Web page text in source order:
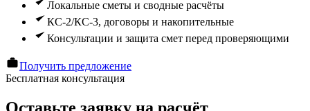
Локальные сметы и сводные расчёты
КС-2/КС-3, договоры и накопительные
Консультации и защита смет перед проверяющими
Получить предложение
Бесплатная консультация
Оставьте заявку на расчёт